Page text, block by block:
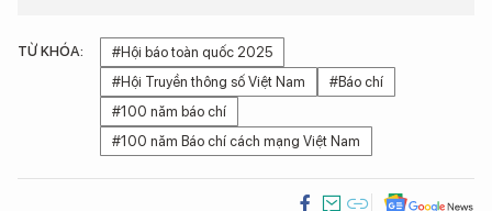
TỪ KHÓA:
#Hội báo toàn quốc 2025
#Hội Truyền thông số Việt Nam
#Báo chí
#100 năm báo chí
#100 năm Báo chí cách mạng Việt Nam